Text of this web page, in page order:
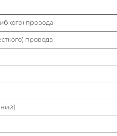
Класс токоограничения
Номин. напряжение изоляции ui
провода
провода